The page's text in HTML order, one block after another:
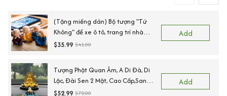
(Tặng miếng dán) Bộ tượng "Tứ
Không" để xe ô tô, trang trí nhà
cửa bằng gốm sứ cao cấp
$35.99 $41.00
Add
Tượng Phật Quan Âm, A Di Đà, Di
Lặc, Đài Sen 2 Mặt, Cao Cấp,Sang
Trọng
$52.99 $72.00
Add